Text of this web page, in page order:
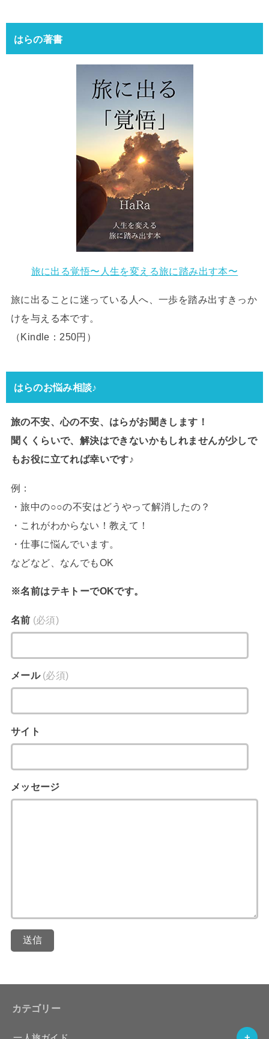
はらの著書
旅に出る覚悟〜人生を変える旅に踏み出す本〜
旅に出ることに迷っている人へ、一歩を踏み出すきっか
けを与える本です。
（Kindle：250円）
はらのお悩み相談♪
旅の不安、心の不安、はらがお聞きします！
聞くくらいで、解決はできないかもしれませんが少しで
もお役に立てれば幸いです♪
例：
・旅中の○○の不安はどうやって解消したの？
・これがわからない！教えて！
・仕事に悩んでいます。
などなど、なんでもOK
※名前はテキトーでOKです。
名前 (必須)
メール (必須)
サイト
メッセージ
送信
カテゴリー